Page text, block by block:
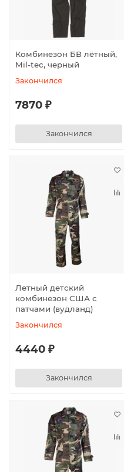
Комбинезон БВ лётный,
Mil-tec, черный
Закончился
7870 ₽
Закончился
Летный детский
комбинезон США с
патчами (вудланд)
Закончился
4440 ₽
Закончился